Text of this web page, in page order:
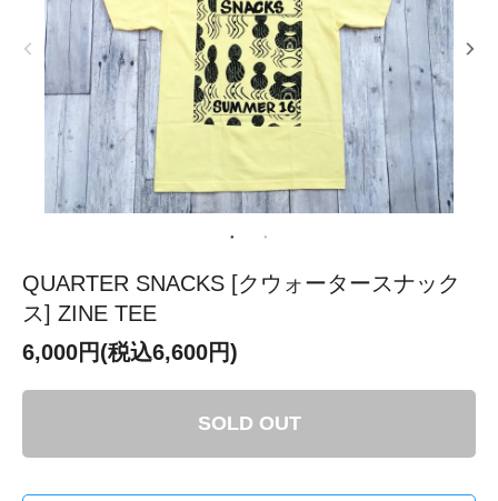
QUARTER SNACKS [クウォータースナック
ス] ZINE TEE
6,000円(税込6,600円)
SOLD OUT